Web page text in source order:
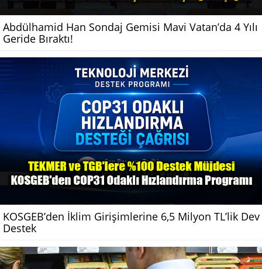
Abdülhamid Han Sondaj Gemisi Mavi Vatan’da 4 Yılı
Geride Bıraktı!
KOSGEB’den İklim Girişimlerine 6,5 Milyon TL’lik Dev
Destek